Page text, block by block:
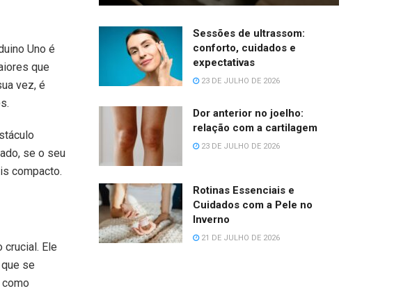
Uno é
que
vez, é
se o seu
compacto.
Ele
se
Sessões de ultrassom:
conforto, cuidados e
expectativas
23 DE JULHO DE 2026
Dor anterior no joelho:
relação com a cartilagem
23 DE JULHO DE 2026
Rotinas Essenciais e
Cuidados com a Pele no
Inverno
21 DE JULHO DE 2026